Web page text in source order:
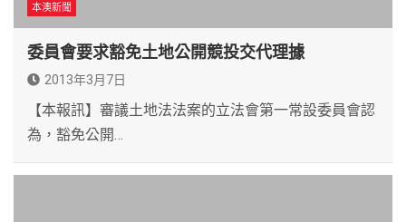
本澳新聞
委員會要求豁免土地公開競投交代理據
2013年3月7日
【本報訊】審議土地法法案的立法會第一常設委員會認
為，豁免公開…